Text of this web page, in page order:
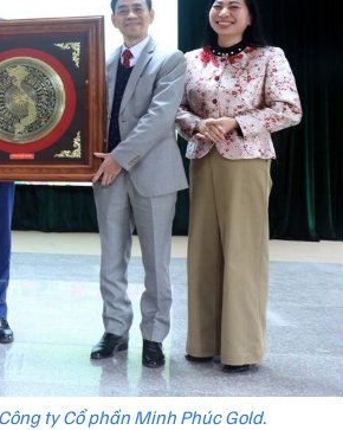
ty Cổ phần Minh Phúc Gold.